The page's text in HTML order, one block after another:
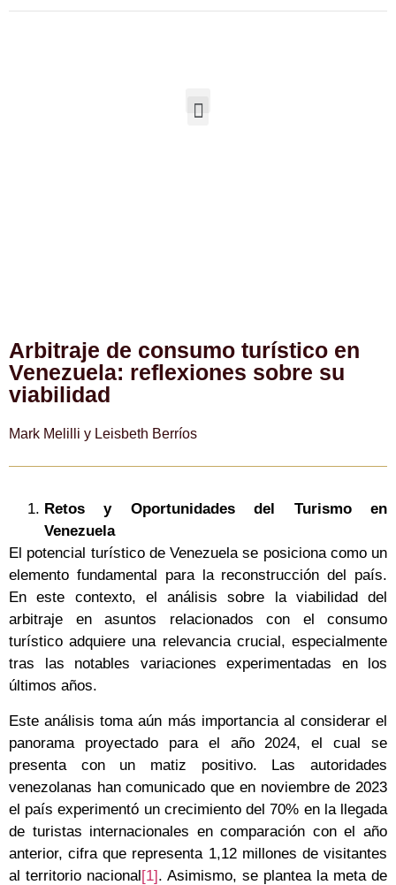
Arbitraje de consumo turístico en
Venezuela: reflexiones sobre su
viabilidad
Mark Melilli y Leisbeth Berríos
Retos y Oportunidades del Turismo en
Venezuela
El potencial turístico de Venezuela se posiciona como un
elemento fundamental para la reconstrucción del país.
En este contexto, el análisis sobre la viabilidad del
arbitraje en asuntos relacionados con el consumo
turístico adquiere una relevancia crucial, especialmente
tras las notables variaciones experimentadas en los
últimos años.
Este análisis toma aún más importancia al considerar el
panorama proyectado para el año 2024, el cual se
presenta con un matiz positivo. Las autoridades
venezolanas han comunicado que en noviembre de 2023
el país experimentó un crecimiento del 70% en la llegada
de turistas internacionales en comparación con el año
anterior, cifra que representa 1,12 millones de visitantes
al territorio nacional[1]. Asimismo, se plantea la meta de